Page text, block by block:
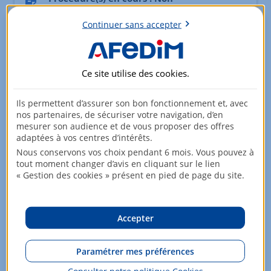
n°2014-366)
Nombre total de lots de la copropriété : 126
Surface Carrez : 67.55 m²
Surface du séjour : 24.15 m²
Agréments
Cave
Fenêtre : Double
Bilan énergétique
Continuer sans accepter
Ce site utilise des cookies.
Ils permettent d’assurer son bon fonctionnement et, avec
nos partenaires, de sécuriser votre navigation, d’en
mesurer son audience et de vous proposer des offres
adaptées à vos centres d’intérêts.
Nous conservons vos choix pendant 6 mois. Vous pouvez à
tout moment changer d’avis en cliquant sur le lien
« Gestion des cookies » présent en pied de page du site.
Accepter
Paramétrer mes préférences